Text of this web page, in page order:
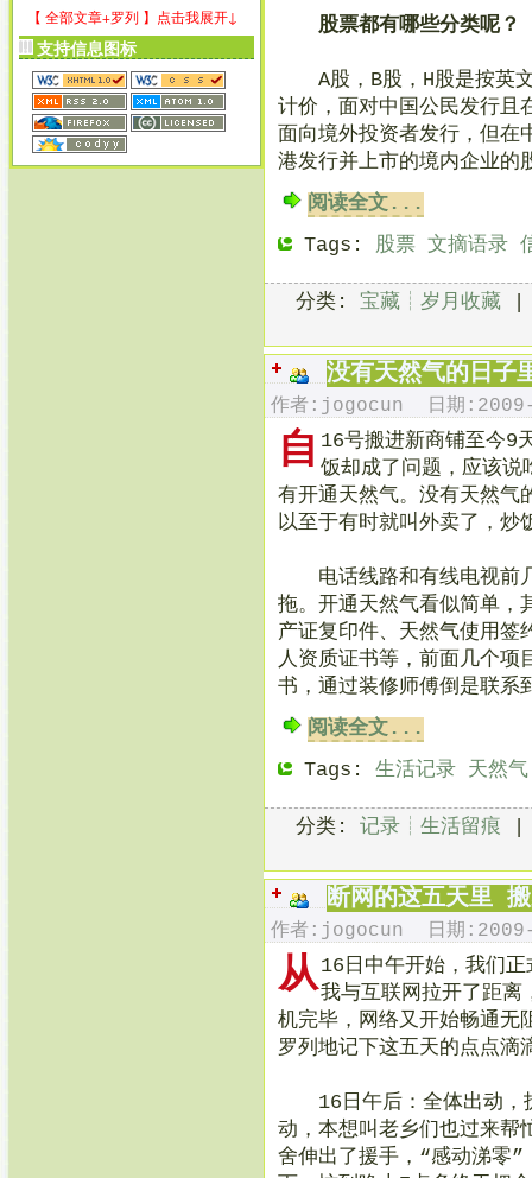
股票都有哪些分类呢？
A股，B股，H股是按英文
计价，面对中国公民发行且
面向境外投资者发行，但在
港发行并上市的境内企业的
阅读全文...
Tags: 股票 文摘语录
分类: 宝藏┊岁月收藏
没有天然气的日子
作者:jogocun 日期
自 16号搬进新商铺至今9
饭却成了问题，应该说
有开通天然气。没有天然气
以至于有时就叫外卖了，炒
电话线路和有线电视前
拖。开通天然气看似简单，
产证复印件、天然气使用签
人资质证书等，前面几个项
书，通过装修师傅倒是联系
阅读全文...
Tags:生活记录 天然气
分类: 记录┊生活留痕
断网的这五天里
作者:jogocun 日期
从16日中午开始，我们
我与互联网拉开了距离
机完毕，网络又开始畅通无
罗列地记下这五天的点点滴
16日午后：全体出动，
动，本想叫老乡们也过来帮
舍伸出了援手，“感动涕零
【 全部文章+罗列 】点击我展开↓
支持信息图标